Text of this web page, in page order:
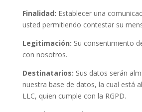
Finalidad: Establecer una
usted permitiendo contestar su
Legitimación: Su consentimiento
con nosotros.
Destinatarios: Sus datos serán
nuestra base de datos, la cual está
LLC, quien cumple con la RGPD.